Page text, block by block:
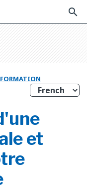
search
et